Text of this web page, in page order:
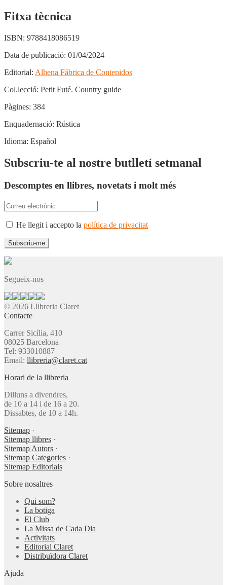
Fitxa tècnica
ISBN: 9788418086519
Data de publicació: 01/04/2024
Editorial: Alhena Fábrica de Contenidos
Col.lecció: Petit Futé. Country guide
Pàgines: 384
Enquadernació: Rústica
Idioma: Español
Subscriu-te al nostre butlletí setmanal
Descomptes en llibres, novetats i molt més
He llegit i accepto la política de privacitat
Segueix-nos
© 2026 Llibreria Claret
Contacte
Carrer Sicília, 410
08025 Barcelona
Tel: 933010887
Email: llibreria@claret.cat
Horari de la llibreria
Dilluns a divendres,
de 10 a 14 i de 16 a 20.
Dissabtes, de 10 a 14h.
Sitemap ·
Sitemap llibres ·
Sitemap Autors ·
Sitemap Categories ·
Sitemap Editorials
Sobre nosaltres
Qui som?
La botiga
El Club
La Missa de Cada Dia
Activitats
Editorial Claret
Distribuïdora Claret
Ajuda